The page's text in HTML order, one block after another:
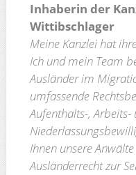
Inhaberin der
Wittibschlager
Meine Kanzlei hat
Ich und mein Team
Ausländer im
umfassende
Aufenthalts-, Arbeits-
Ihnen unsere
Ausländerrecht zur